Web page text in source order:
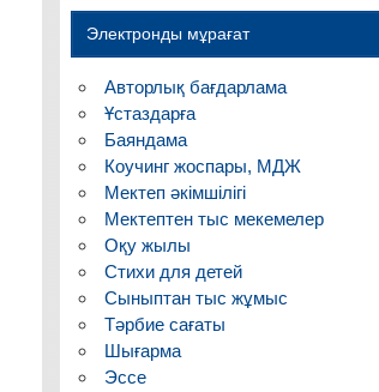
Электронды мұрағат
Авторлық бағдарлама
Ұстаздарға
Баяндама
Коучинг жоспары, МДЖ
Мектеп әкімшілігі
Мектептен тыс мекемелер
Оқу жылы
Стихи для детей
Сыныптан тыс жұмыс
Тәрбие сағаты
Шығарма
Эссе